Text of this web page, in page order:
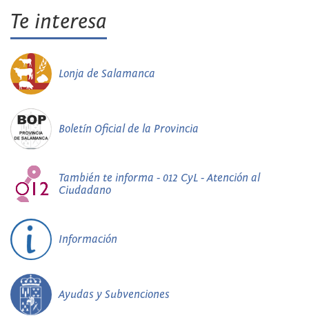
Te interesa
Lonja de Salamanca
Boletín Oficial de la Provincia
También te informa - 012 CyL - Atención al
Ciudadano
Información
Ayudas y Subvenciones